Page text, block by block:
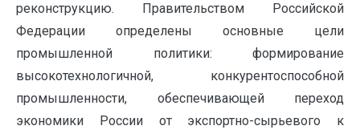
реконструкцию. Правительством Российской
Федерации определены основные цели
промышленной политики: формирование
высокотехнологичной, конкурентоспособной
промышленности, обеспечивающей переход
экономики России от экспортно-сырьевого к